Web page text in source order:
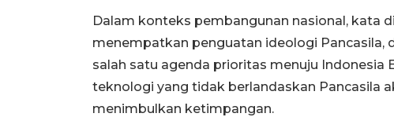
Dalam konteks pembangunan nasional, kata
menempatkan penguatan ideologi Pancasila,
salah satu agenda prioritas menuju Indonesia
teknologi yang tidak berlandaskan Pancasila
menimbulkan ketimpangan.